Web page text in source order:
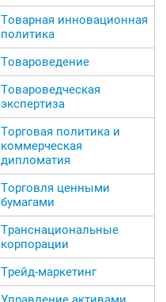
Товарная инновационная
политика
Товароведение
Товароведческая
экспертиза
Торговая политика и
коммерческая
дипломатия
Торговля ценными
бумагами
Транснациональные
корпорации
Трейд-маркетинг